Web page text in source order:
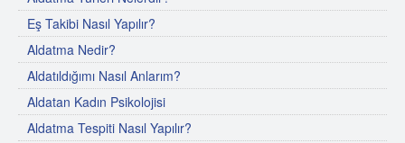
Eş Takibi Nasıl Yapılır?
Aldatma Nedir?
Aldatıldığımı Nasıl Anlarım?
Aldatan Kadın Psikolojisi
Aldatma Tespiti Nasıl Yapılır?